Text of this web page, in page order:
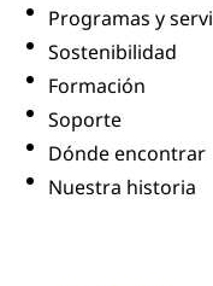
Programas y
Sostenibilidad
Formación
Soporte
Dónde encontrar
Nuestra historia